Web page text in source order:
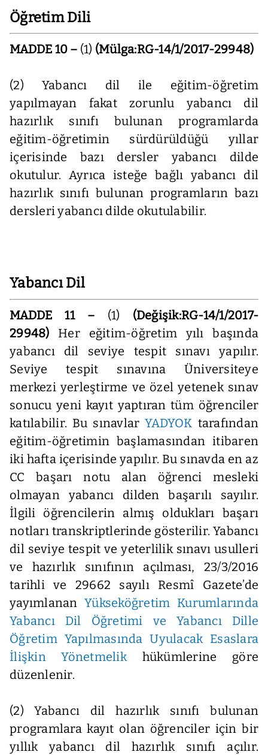
Öğretim Dili
MADDE 10 – (1) (Mülga:RG-14/1/2017-29948)
(2) Yabancı dil ile eğitim-öğretim
yapılmayan fakat zorunlu yabancı dil
hazırlık sınıfı bulunan programlarda
eğitim-öğretimin sürdürüldüğü yıllar
içerisinde bazı dersler yabancı dilde
okutulur. Ayrıca isteğe bağlı yabancı dil
hazırlık sınıfı bulunan programların bazı
dersleri yabancı dilde okutulabilir.
Yabancı Dil
MADDE 11 – (1) (Değişik:RG-14/1/2017-
29948) Her eğitim-öğretim yılı başında
yabancı dil seviye tespit sınavı yapılır.
Seviye tespit sınavına Üniversiteye
merkezi yerleştirme ve özel yetenek sınav
sonucu yeni kayıt yaptıran tüm öğrenciler
katılabilir. Bu sınavlarYADYOK tarafından
eğitim-öğretimin başlamasından itibaren
iki hafta içerisinde yapılır. Bu sınavda en az
CC başarı notu alan öğrenci mesleki
olmayan yabancı dilden başarılı sayılır.
İlgili öğrencilerin almış oldukları başarı
notları transkriptlerinde gösterilir. Yabancı
dil seviye tespit ve yeterlilik sınavı usulleri
ve hazırlık sınıfının açılması, 23/3/2016
tarihli ve 29662 sayılı Resmî Gazete’de
yayımlananYükseköğretim Kurumlarında
Yabancı Dil Öğretimi ve Yabancı Dille
Öğretim Yapılmasında Uyulacak Esaslara
İlişkin Yönetmelikhükümlerine göre
düzenlenir.
(2) Yabancı dil hazırlık sınıfı bulunan
programlara kayıt olan öğrenciler için bir
yıllık yabancı dil hazırlık sınıfı açılır.